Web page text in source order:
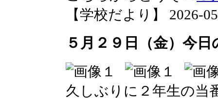
【学校だより】 2026-
５月２９日（金）今
久しぶりに２年生の当